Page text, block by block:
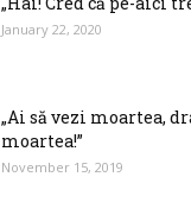
January 22, 2020
„Ai să vezi moartea,
moartea!”
November 15, 2019